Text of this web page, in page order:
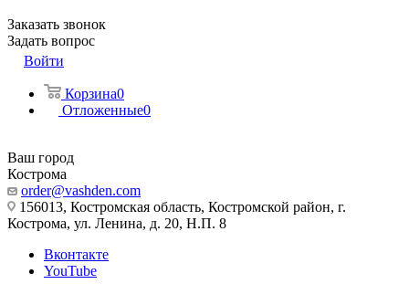
Заказать звонок
Задать вопрос
Войти
Корзина0
Отложенные0
Ваш город
Кострома
order@vashden.com
156013, Костромская область, Костромской район, г.
Кострома, ул. Ленина, д. 20, Н.П. 8
Вконтакте
YouTube